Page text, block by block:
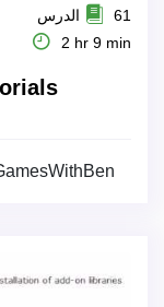
61 الدرس
2 hr 9 min